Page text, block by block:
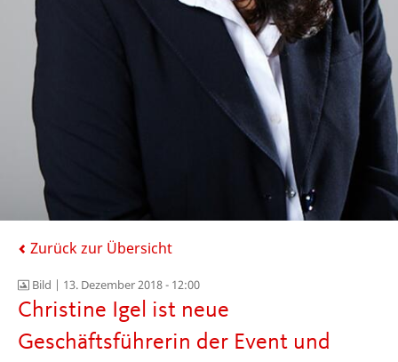
Zurück zur Übersicht
Bild | 13. Dezember 2018 - 12:00
Christine Igel ist neue
Geschäftsführerin der Event und